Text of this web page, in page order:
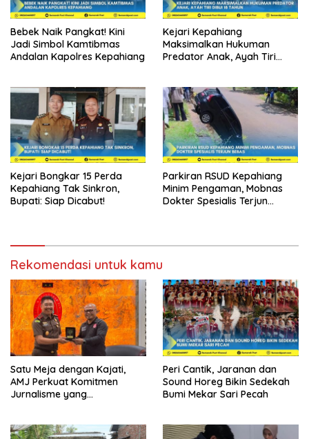
Bebek Naik Pangkat! Kini
Jadi Simbol Kamtibmas
Andalan Kapolres Kepahiang
Kejari Kepahiang
Maksimalkan Hukuman
Predator Anak, Ayah Tiri
Kejari Bongkar 15 Perda
Kepahiang Tak Sinkron,
Bupati: Siap Dicabut!
Parkiran RSUD Kepahiang
Minim Pengaman, Mobnas
Dokter Spesialis Terjun
Rekomendasi untuk kamu
Satu Meja dengan Kajati,
AMJ Perkuat Komitmen
Jurnalisme yang
Peri Cantik, Jaranan dan
Sound Horeg Bikin Sedekah
Bumi Mekar Sari Pecah